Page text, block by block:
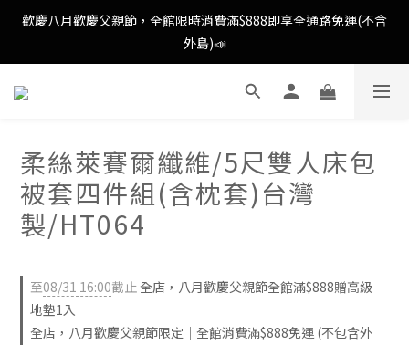
歡慶八月歡慶父親節，全館限時消費滿$888即享全通路免運(不含
外島)📣
歡慶八月歡慶父親節，全館限時消費滿$888即享全通路免運(不含
外島)📣
歡慶八月歡慶父親節，新加入會員即可得購物金$88📣
消費滿額即可成為VIP📣
歡慶八月歡慶父親節，全館限時消費滿$888即享全通路免運(不含
柔絲萊賽爾纖維/5尺雙人床包
被套四件組(含枕套)台灣
製/HT064
至08/31 16:00截止 全店，八月歡慶父親節全館滿$888贈高級
地墊1入
全店，八月歡慶父親節限定｜全館消費滿$888免運 (不包含外